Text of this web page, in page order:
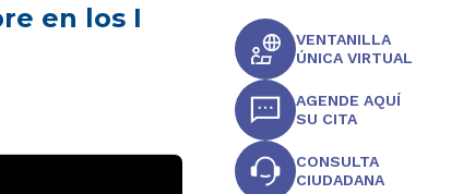
en los I
VENTANILLA
ÚNICA VIRTUAL
AGENDE AQUÍ
SU CITA
CONSULTA
CIUDADANA